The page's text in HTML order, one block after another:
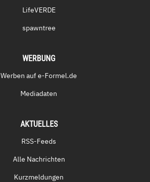
LifeVERDE
spawntree
WERBUNG
Werben auf e-Formel.de
Mediadaten
AKTUELLES
RSS-Feeds
Alle Nachrichten
Kurzmeldungen